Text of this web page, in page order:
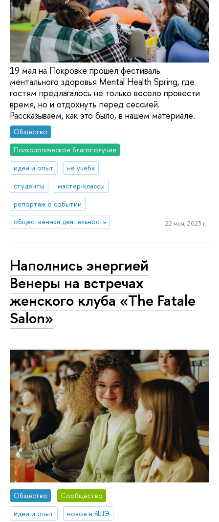
19 мая на Покровке прошел фестиваль
ментального здоровья Mental Health Spring, где
гостям предлагалось не только весело провести
время, но и отдохнуть перед сессией.
Рассказываем, как это было, в нашем материале.
Общество
Психологическое благополучие
идеи и опыт
не учеба
студенты
мастер-классы
репортаж о событии
общественная деятельность
22 мая, 2023 г.
Наполнись энергией
Венеры на встречах
женского клуба «The Fatale
Salon»
Общество
Сообщество
идеи и опыт
новое в ВШЭ